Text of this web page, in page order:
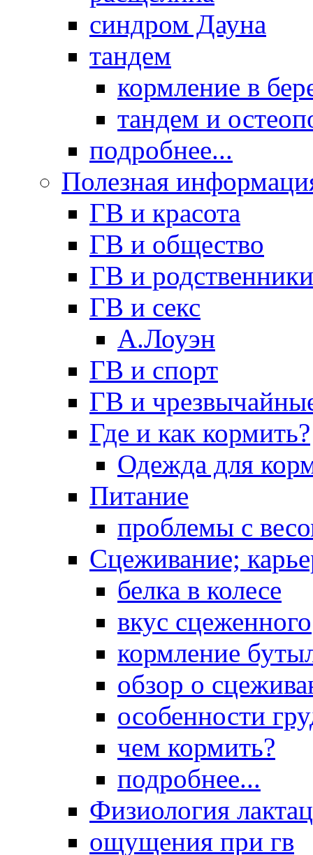
синдром Дауна
тандем
кормление в
тандем и
подробнее...
Полезная
ГВ и красота
ГВ и общество
ГВ и родственники
ГВ и секс
А.Лоуэн
ГВ и спорт
ГВ и
Где и как кормить?
Одежда для
Питание
проблемы с
Сцеживание;
белка в колесе
вкус сцеженного
кормление
обзор о
особенности
чем кормить?
подробнее...
Физиология
ощущения при гв